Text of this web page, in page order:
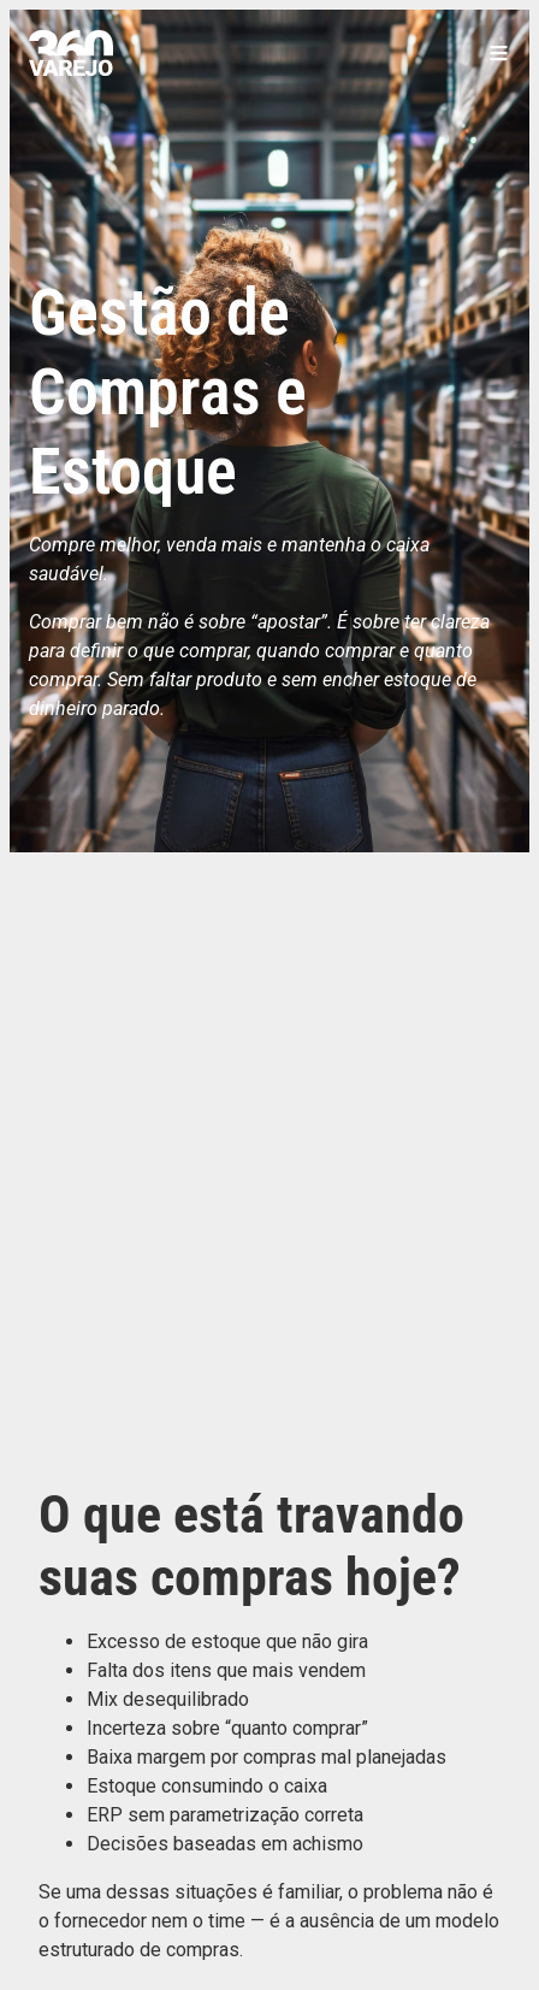
Gestão de
Compras e
Estoque
Compre melhor, venda mais e mantenha o caixa
saudável.
Comprar bem não é sobre “apostar”. É sobre ter clareza
para definir o que comprar, quando comprar e quanto
comprar. Sem faltar produto e sem encher estoque de
dinheiro parado.
O que está travando
suas compras hoje?
Excesso de estoque que não gira
Falta dos itens que mais vendem
Mix desequilibrado
Incerteza sobre “quanto comprar”
Baixa margem por compras mal planejadas
Estoque consumindo o caixa
ERP sem parametrização correta
Decisões baseadas em achismo
Se uma dessas situações é familiar, o problema não é
o fornecedor nem o time — é a ausência de um modelo
estruturado de compras.